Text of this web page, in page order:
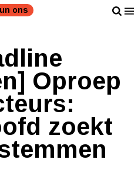
ons
Oproep
zoekt